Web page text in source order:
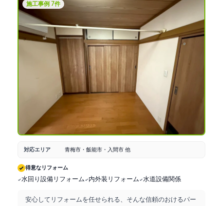
になる点を直接伝えられ、とても良かったです。
施工事例 7件
対応エリア 青梅市・飯能市・入間市 他
得意なリフォーム
水回り設備リフォーム 内外装リフォーム 水道設備関係
安心してリフォームを任せられる、そんな信頼のおけるパー